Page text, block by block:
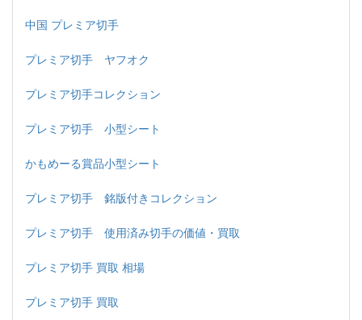
中国 プレミア切手
プレミア切手 ヤフオク
プレミア切手コレクション
プレミア切手 小型シート
かもめーる賞品小型シート
プレミア切手 銘版付きコレクション
プレミア切手 使用済み切手の価値・買取
プレミア切手 買取 相場
プレミア切手 買取